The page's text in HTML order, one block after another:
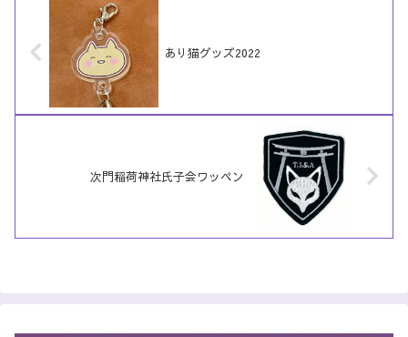
あり猫グッズ2022
次門稲荷神社氏子会ワッペン